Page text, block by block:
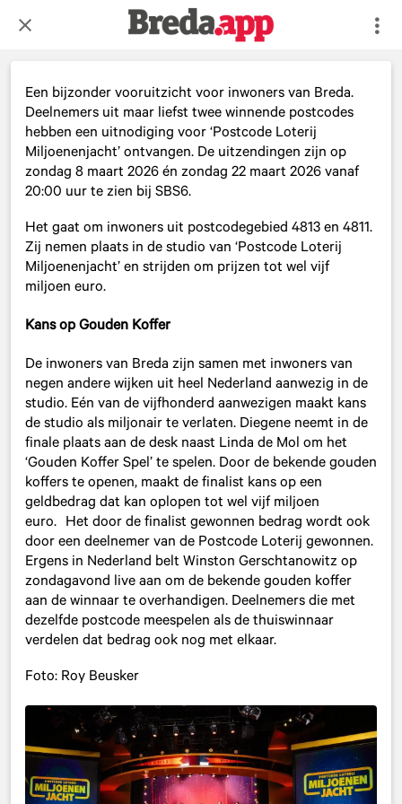
Een bijzonder vooruitzicht voor inwoners van Breda.
Deelnemers uit maar liefst twee winnende postcodes
hebben een uitnodiging voor ‘Postcode Loterij
Miljoenenjacht’ ontvangen. De uitzendingen zijn op
zondag 8 maart 2026 én zondag 22 maart 2026 vanaf
20:00 uur te zien bij SBS6.
Het gaat om inwoners uit postcodegebied 4813 en 4811.
Zij nemen plaats in de studio van ‘Postcode Loterij
Miljoenenjacht’ en strijden om prijzen tot wel vijf
miljoen euro.
Kans op Gouden Koffer
De inwoners van Breda zijn samen met inwoners van
negen andere wijken uit heel Nederland aanwezig in de
studio. Eén van de vijfhonderd aanwezigen maakt kans
de studio als miljonair te verlaten. Diegene neemt in de
finale plaats aan de desk naast Linda de Mol om het
‘Gouden Koffer Spel’ te spelen. Door de bekende gouden
koffers te openen, maakt de finalist kans op een
geldbedrag dat kan oplopen tot wel vijf miljoen
euro. Het door de finalist gewonnen bedrag wordt ook
door een deelnemer van de Postcode Loterij gewonnen.
Ergens in Nederland belt Winston Gerschtanowitz op
zondagavond live aan om de bekende gouden koffer
aan de winnaar te overhandigen. Deelnemers die met
dezelfde postcode meespelen als de thuiswinnaar
verdelen dat bedrag ook nog met elkaar.
Foto: Roy Beusker